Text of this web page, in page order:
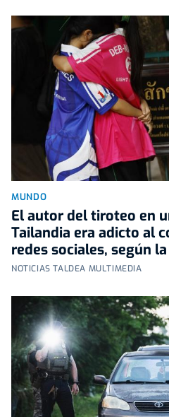
MUNDO
El autor del tiroteo en
Tailandia era adicto al
redes sociales, según
NOTICIAS TALDEA MULTIMEDIA